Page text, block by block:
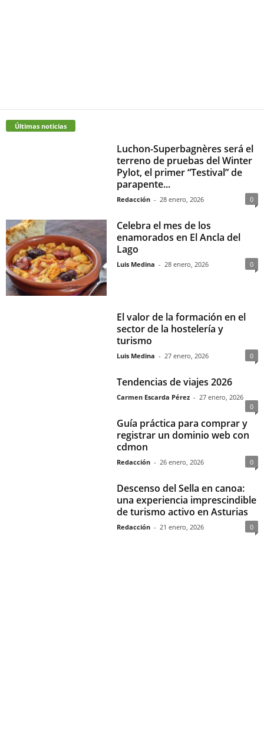
Últimas noticias
Luchon-Superbagnères será el
terreno de pruebas del Winter
Pylot, el primer “Testival” de
parapente...
Redacción - 28 enero, 2026 0
Celebra el mes de los
enamorados en El Ancla del
Lago
Luis Medina - 28 enero, 2026 0
El valor de la formación en el
sector de la hostelería y
turismo
Luis Medina - 27 enero, 2026 0
Tendencias de viajes 2026
Carmen Escarda Pérez - 27 enero, 2026
0
Guía práctica para comprar y
registrar un dominio web con
cdmon
Redacción - 26 enero, 2026 0
Descenso del Sella en canoa:
una experiencia imprescindible
de turismo activo en Asturias
Redacción - 21 enero, 2026 0